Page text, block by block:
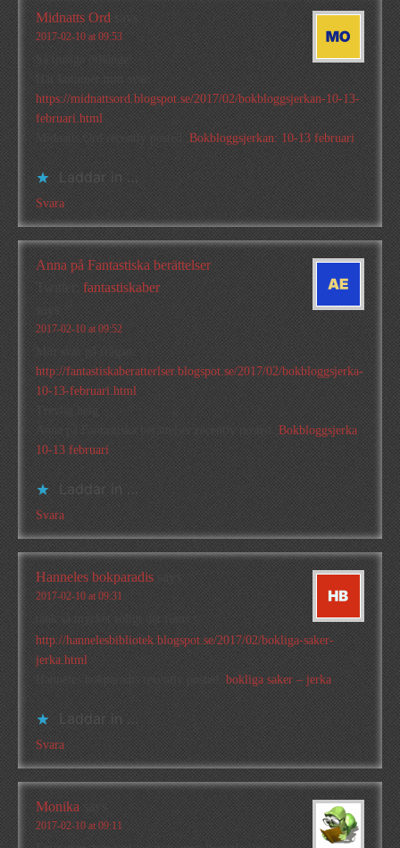
Midnatts Ord
2017-02-10 at 09:53
https://midnattsord.blogspot.se/2017/02/bokbloggsjerkan-10-13-
februari.html
Bokbloggsjerkan: 10-13 februari
Laddar in …
Svara
Anna på Fantastiska berättelser
fantastiskaber
2017-02-10 at 09:52
http://fantastiskaberatterlser.blogspot.se/2017/02/bokbloggsjerka-
10-13-februari.html
Bokbloggsjerka
10-13 februari
Laddar in …
Svara
Hanneles bokparadis
2017-02-10 at 09:31
http://hannelesbibliotek.blogspot.se/2017/02/bokliga-saker-
jerka.html
Hanneles bokparadis recently posted.. bokliga saker – jerka
Laddar in …
Svara
Monika
2017-02-10 at 09:11